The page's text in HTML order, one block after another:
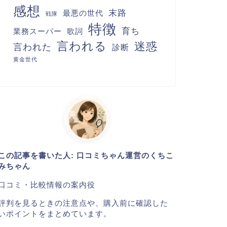
感想 戦隊 最悪の世代 末路
業務スーパー 歌詞 特徴 育ち
言われた 言われる 診断 迷惑
黄金世代
の記事を書いた人: 口コミちゃん運営のくちこ
ちゃん
コミ・比較情報の案内役
判を見るときの注意点や、購入前に確認した
ポイントをまとめています。